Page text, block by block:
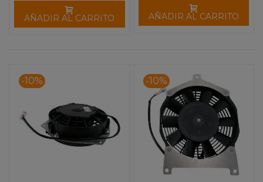
AÑADIR AL CARRITO AÑADIR AL CARRITO
-10% -10%